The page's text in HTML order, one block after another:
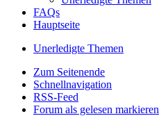
FAQs
Hauptseite
Unerledigte Themen
Zum Seitenende
Schnellnavigation
RSS-Feed
Forum als gelesen markieren